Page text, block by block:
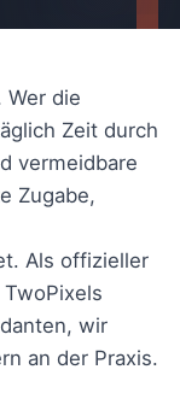
Wer die
Zeit durch
vermeidbare
Zugabe,
Als offizieller
wir
an der Praxis.